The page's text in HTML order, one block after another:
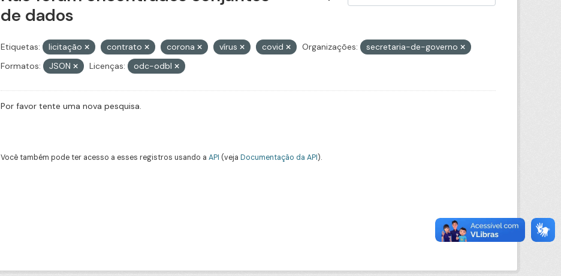
de dados
Etiquetas: licitação contrato corona vírus covid Organizações:
secretaria-de-governo
Formatos:
JSON Licenças: odc-odbl
Por favor tente uma nova pesquisa.
Você também pode ter acesso a esses registros usando a API (veja Documentação da API).